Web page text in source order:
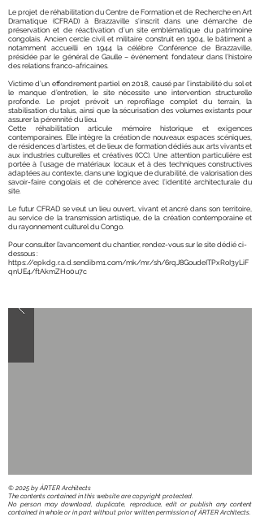
Le projet de réhabilitation du Centre de Formation et de Recherche en Art
Dramatique (CFRAD) à Brazzaville s’inscrit dans une démarche de
préservation et de réactivation d’un site emblématique du patrimoine
congolais. Ancien cercle civil et militaire construit en 1904, le bâtiment a
notamment accueilli en 1944 la célèbre Conférence de Brazzaville,
présidée par le général de Gaulle – événement fondateur dans l’histoire
des relations franco-africaines.
Victime d’un effondrement partiel en 2018, causé par l’instabilité du sol et
le manque d’entretien, le site nécessite une intervention structurelle
profonde. Le projet prévoit un reprofilage complet du terrain, la
stabilisation du talus, ainsi que la sécurisation des volumes existants pour
assurer la pérennité du lieu.
Cette réhabilitation articule mémoire historique et exigences
contemporaines. Elle intègre la création de nouveaux espaces scéniques,
de résidences d’artistes, et de lieux de formation dédiés aux arts vivants et
aux industries culturelles et créatives (ICC). Une attention particulière est
portée à l’usage de matériaux locaux et à des techniques constructives
adaptées au contexte, dans une logique de durabilité, de valorisation des
savoir-faire congolais et de cohérence avec l’identité architecturale du
site.
Le futur CFRAD se veut un lieu ouvert, vivant et ancré dans son territoire,
au service de la transmission artistique, de la création contemporaine et
du rayonnement culturel du Congo.
Pour consulter l’avancement du chantier, rendez-vous sur le site dédié ci-
dessous :
https://epkdg.r.a.d.sendibm1.com/mk/mr/sh/6rqJ8GoudeITPxRoI3yLiF
qnUE4/ftAkmZHo0u7c
​© 2025 by ÁRTER Architects
The contents contained in this website are copyright protected.
No person may download, duplicate, reproduce, edit or publish any content
contained in whole or in part without prior written permission of ÁRTER Architects.